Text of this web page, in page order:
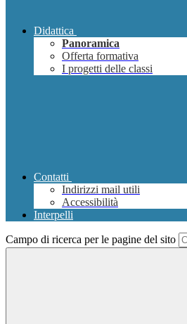
Didattica
Panoramica
Offerta formativa
I progetti delle classi
Contatti
Indirizzi mail utili
Accessibilità
Interpelli
Campo di ricerca per le pagine del sito